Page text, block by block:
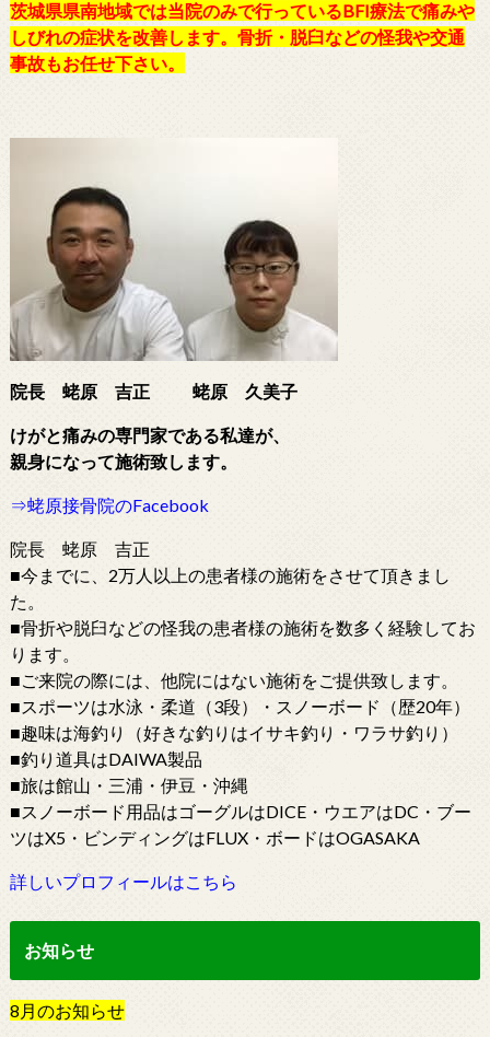
茨城県県南地域では当院のみで行っているBFI療法で痛みや
しびれの症状を改善します。骨折・脱臼などの怪我や交通
事故もお任せ下さい。
院長 蛯原 吉正 蛯原 久美子
けがと痛みの専門家である私達が、
親身になって施術致します。
⇒蛯原接骨院のFacebook
院長 蛯原 吉正
■今までに、2万人以上の患者様の施術をさせて頂きまし
た。
■骨折や脱臼などの怪我の患者様の施術を数多く経験してお
ります。
■ご来院の際には、他院にはない施術をご提供致します。
■スポーツは水泳・柔道（3段）・スノーボード（歴20年）
■趣味は海釣り（好きな釣りはイサキ釣り・ワラサ釣り）
■釣り道具はDAIWA製品
■旅は館山・三浦・伊豆・沖縄
■スノーボード用品はゴーグルはDICE・ウエアはDC・ブー
ツはX5・ビンディングはFLUX・ボードはOGASAKA
詳しいプロフィールはこちら
お知らせ
8 月のお知らせ